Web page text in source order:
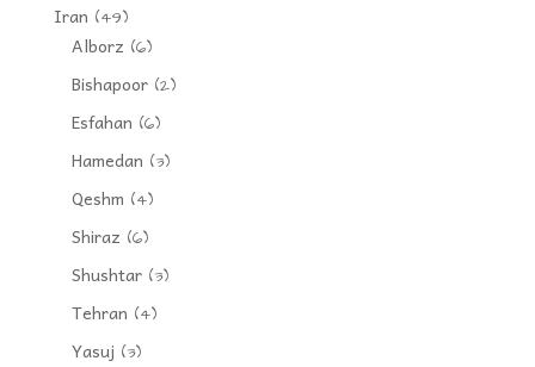
Iran (49)
Alborz (6)
Bishapoor(2)
Esfahan (6)
Hamedan (3)
Qeshm (4)
Shiraz (6)
Shushtar(3)
Tehran (4)
Yasuj (3)